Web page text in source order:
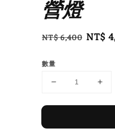
營燈
Regular
NT$ 6,400 Sale
NT$
數量